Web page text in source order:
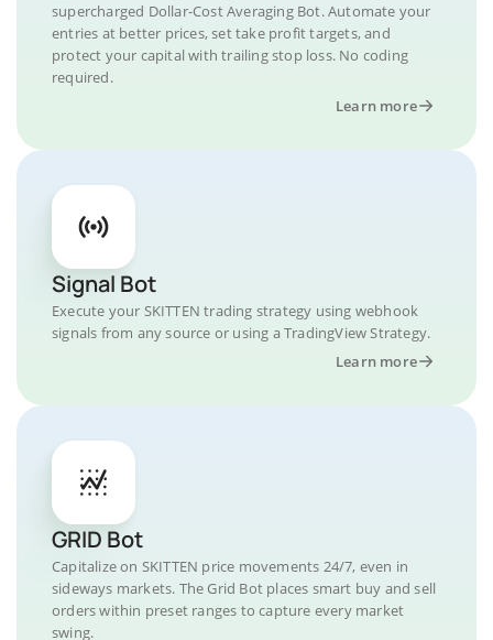
supercharged Dollar-Cost Averaging Bot. Automate your
entries at better prices, set take profit targets, and
protect your capital with trailing stop loss. No coding
required.
Learn more
Signal Bot
Execute your SKITTEN trading strategy using webhook
signals from any source or using a TradingView Strategy.
Learn more
GRID Bot
Capitalize on SKITTEN price movements 24/7, even in
sideways markets. The Grid Bot places smart buy and sell
orders within preset ranges to capture every market
swing.